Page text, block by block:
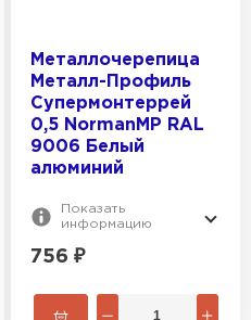
Металлочерепица
Металл-Профиль
Супермонтеррей
0,5 NormanMP RAL
9006 Белый
алюминий
Показать
информацию
756 ₽